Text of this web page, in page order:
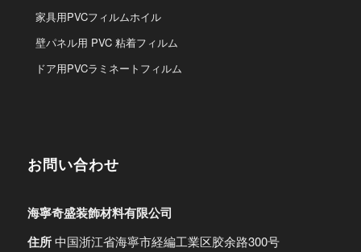
家具用PVCフィルムホイル
壁パネル用 PVC 粘着フィルム
ドア用PVCラミネートフィルム
お問い合わせ
海寧奇盛装飾材料有限公司
住所中国浙江省海寧市経編工業区胶余路300号